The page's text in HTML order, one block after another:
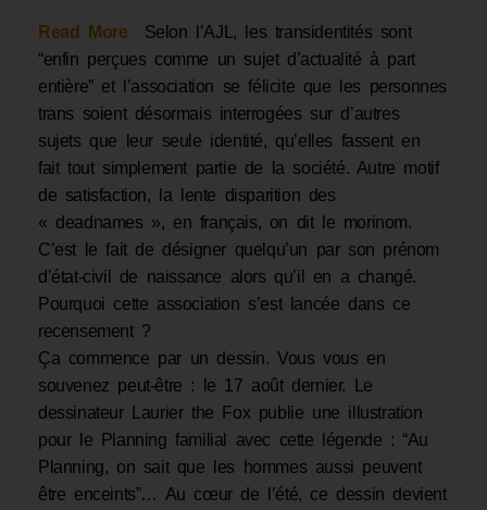
Read More Selon l’AJL, les transidentités sont
“enfin perçues comme un sujet d’actualité à part
entière” et l’association se félicite que les personnes
trans soient désormais interrogées sur d’autres
sujets que leur seule identité, qu’elles fassent en
fait tout simplement partie de la société. Autre motif
de satisfaction, la lente disparition des
« deadnames », en français, on dit le morinom.
C’est le fait de désigner quelqu’un par son prénom
d’état-civil de naissance alors qu’il en a changé.
Pourquoi cette association s’est lancée dans ce
recensement ?
Ça commence par un dessin. Vous vous en
souvenez peut-être : le 17 août dernier. Le
dessinateur Laurier the Fox publie une illustration
pour le Planning familial avec cette légende : “Au
Planning, on sait que les hommes aussi peuvent
être enceints”… Au cœur de l’été, ce dessin devient